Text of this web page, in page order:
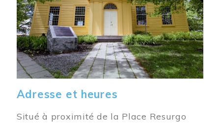
Adresse et heures
Situé à proximité de la Place Resurgo